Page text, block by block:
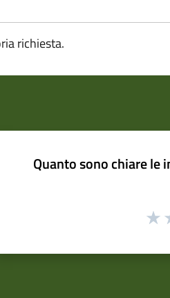
richiesta.
Quanto sono chiare le